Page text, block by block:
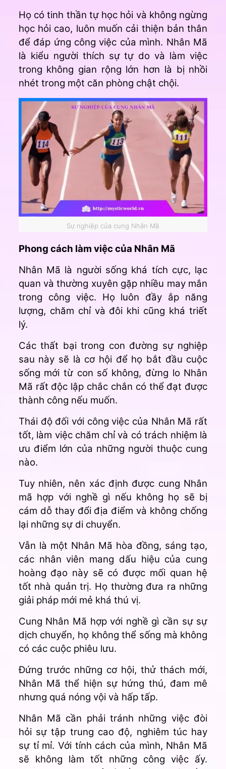
Họ có tinh thần tự học hỏi và không ngừng
học hỏi cao, luôn muốn cải thiện bản thân
để đáp ứng công việc của mình. Nhân Mã
là kiểu người thích sự tự do và làm việc
trong không gian rộng lớn hơn là bị nhồi
nhét trong một căn phòng chật chội.
Sự nghiệp của cung Nhân Mã
Phong cách làm việc của Nhân Mã
Nhân Mã là người sống khá tích cực, lạc
quan và thường xuyên gặp nhiều may mắn
trong công việc. Họ luôn đầy ắp năng
lượng, chăm chỉ và đôi khi cũng khá triết
lý.
Các thất bại trong con đường sự nghiệp
sau này sẽ là cơ hội để họ bắt đầu cuộc
sống mới từ con số không, đừng lo Nhân
Mã rất độc lập chắc chắn có thể đạt được
thành công nếu muốn.
Thái độ đối với công việc của Nhân Mã rất
tốt, làm việc chăm chỉ và có trách nhiệm là
ưu điểm lớn của những người thuộc cung
nào.
Tuy nhiên, nên xác định được cung Nhân
mã hợp với nghề gì nếu không họ sẽ bị
cám dỗ thay đổi địa điểm và không chống
lại những sự di chuyển.
Vẫn là một Nhân Mã hòa đồng, sáng tạo,
các nhân viên mang dấu hiệu của cung
hoàng đạo này sẽ có được mối quan hệ
tốt nhà quản trị. Họ thường đưa ra những
giải pháp mới mẻ khá thú vị.
Cung Nhân Mã hợp với nghề gì cần sự sự
dịch chuyển, họ không thể sống mà không
có các cuộc phiêu lưu.
Đứng trước những cơ hội, thử thách mới,
Nhân Mã thể hiện sự hứng thú, đam mê
nhưng quá nóng vội và hấp tấp.
Nhân Mã cần phải tránh những việc đòi
hỏi sự tập trung cao độ, nghiêm túc hay
sự tỉ mỉ. Với tính cách của mình, Nhân Mã
sẽ không làm tốt những công việc ấy.